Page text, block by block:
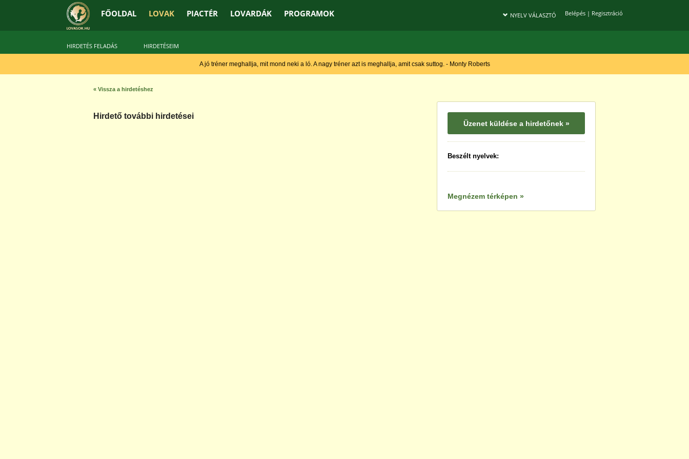
FŐOLDAL LOVAK PIACTÉR LOVARDÁK PROGRAMOK Belépés| Regisztráció
NYELV VÁLASZTÓ
HIRDETÉS FELADÁS HIRDETÉSEIM
A jó tréner meghallja, mit mond neki a ló. A nagy tréner azt is meghallja, amit csak suttog. - Monty Roberts
« Vissza a hirdetéshez
Hirdető további hirdetései
Üzenet küldése a hirdetőnek »
Beszélt nyelvek:
Megnézem térképen »